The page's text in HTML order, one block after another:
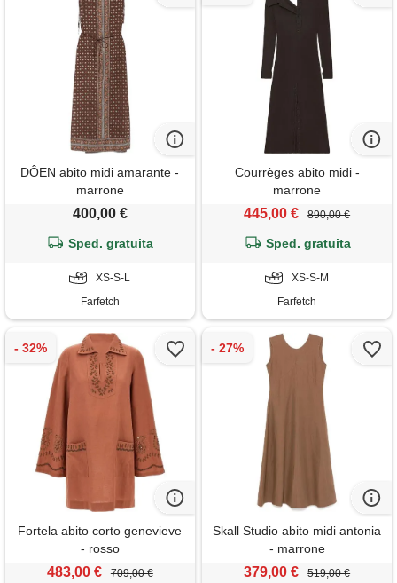
DÔEN abito midi amarante -
marrone
400,00 €
Sped. gratuita
XS-S-L
Farfetch
Courrèges abito midi -
marrone
445,00 € 890,00 €
Sped. gratuita
XS-S-M
Farfetch
Fortela abito corto genevieve
- rosso
483,00 € 709,00 €
Skall Studio abito midi antonia
- marrone
379,00 € 519,00 €